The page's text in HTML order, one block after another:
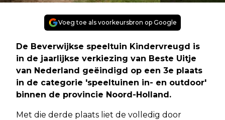
Voeg toe als voorkeursbron op Google
De Beverwijkse speeltuin Kindervreugd is
in de jaarlijkse verkiezing van Beste Uitje
van Nederland geëindigd op een 3e plaats
in de categorie 'speeltuinen in- en outdoor'
binnen de provincie Noord-Holland.
Met die derde plaats liet de volledig door